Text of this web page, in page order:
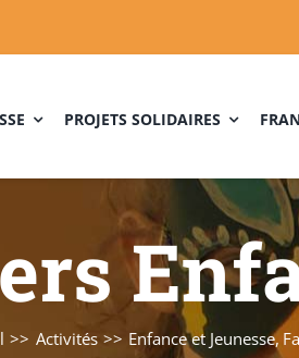
PROJETS SOLIDAIRES
Activités Enfance et Jeunesse